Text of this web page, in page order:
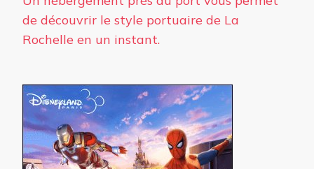
de découvrir le style portuaire de La
Rochelle en un instant.